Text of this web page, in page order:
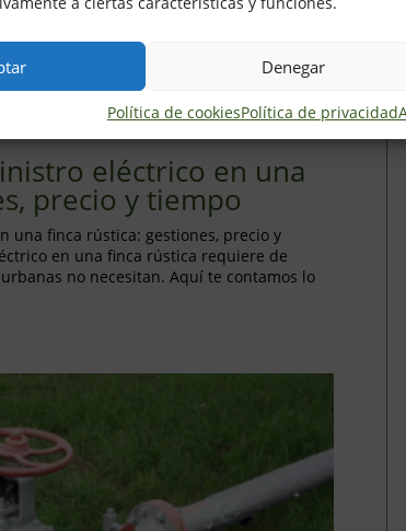
Denegar
Política de cookiesPolítica de privacidad
eléctrico en una
precio y tiempo
una finca rústica: gestiones, precio y
en una finca rústica requiere de
no necesitan. Aquí te contamos lo